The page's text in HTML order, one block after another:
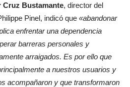
Cruz Bustamante, director del
Pinel, indicó que «abandonar
enfrentar una dependencia
barreras personales y
arraigados. Es por ello que
a nuestros usuarios y
acompañaron y que transformaron